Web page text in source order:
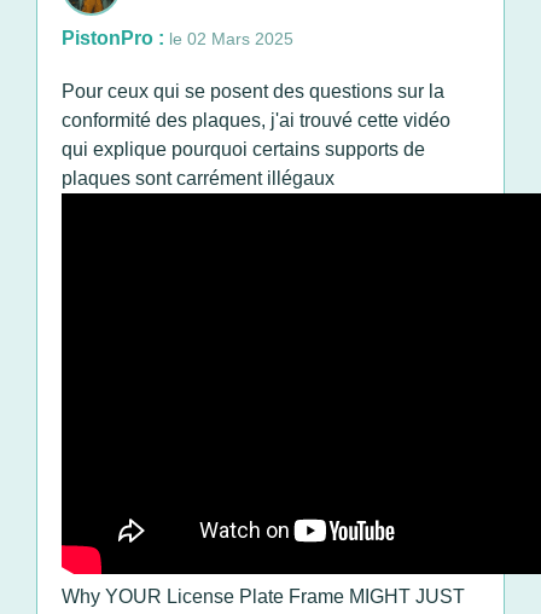
PistonPro : le 02 Mars 2025
Pour ceux qui se posent des questions sur la
conformité des plaques, j'ai trouvé cette vidéo
qui explique pourquoi certains supports de
plaques sont carrément illégaux
Why YOUR License Plate Frame MIGHT JUST